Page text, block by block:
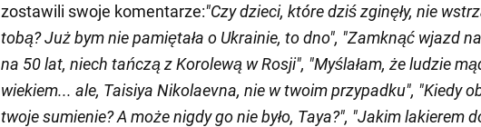
zostawili swoje komentarze:"Czy dzieci, które dziś zginęły, nie
tobą? Już bym nie pamiętała o Ukrainie, to dno", "Zamknąć wjazd
na 50 lat, niech tańczą z Korolewą w Rosji", "Myślałam, że ludzie
wiekiem... ale, Taisiya Nikolaevna, nie w twoim przypadku", "Kiedy
twoje sumienie? A może nigdy go nie było, Taya?", "Jakim lakierem